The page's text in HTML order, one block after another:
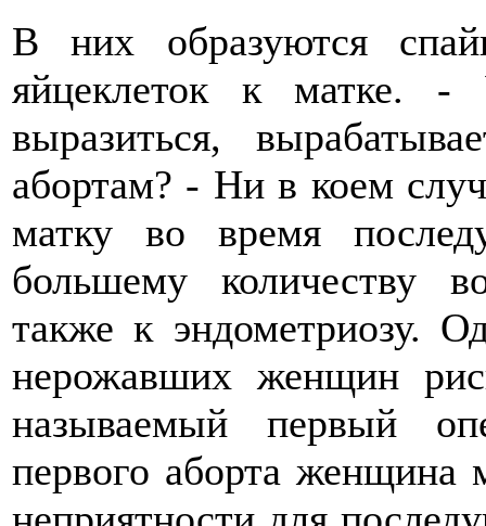
В них образуются
яйцеклеток к матке.
выразиться,
абортам? - Ни в коем
матку во время
большему количеству
также к эндометриозу.
нерожавших женщин
называемый первый
первого аборта